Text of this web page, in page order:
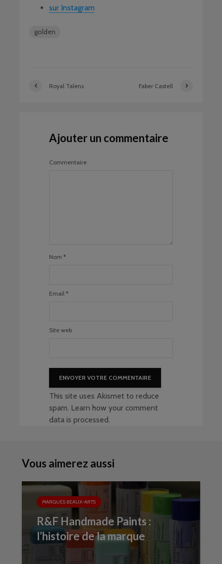
sur Instagram
golden
Royal Talens Faber Castell
Ajouter un commentaire
Commentaire
Nom *
Email *
Site web
This site uses Akismet to reduce
spam. Learn how your comment
data is processed.
Vous aimerez aussi
MARQUES BEAUX-ARTS
R&F Handmade Paints :
l’histoire de la marque